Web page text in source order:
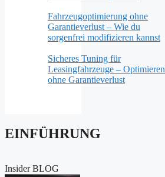
Fahrzeugoptimierung ohne
Garantieverlust – Wie du
sorgenfrei modifizieren kannst
Sicheres Tuning für
Leasingfahrzeuge – Optimieren
ohne Garantieverlust
EINFÜHRUNG
Insider BLOG